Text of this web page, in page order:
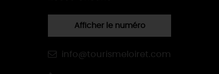
Afficher le numéro
info@tourismeloiret.com